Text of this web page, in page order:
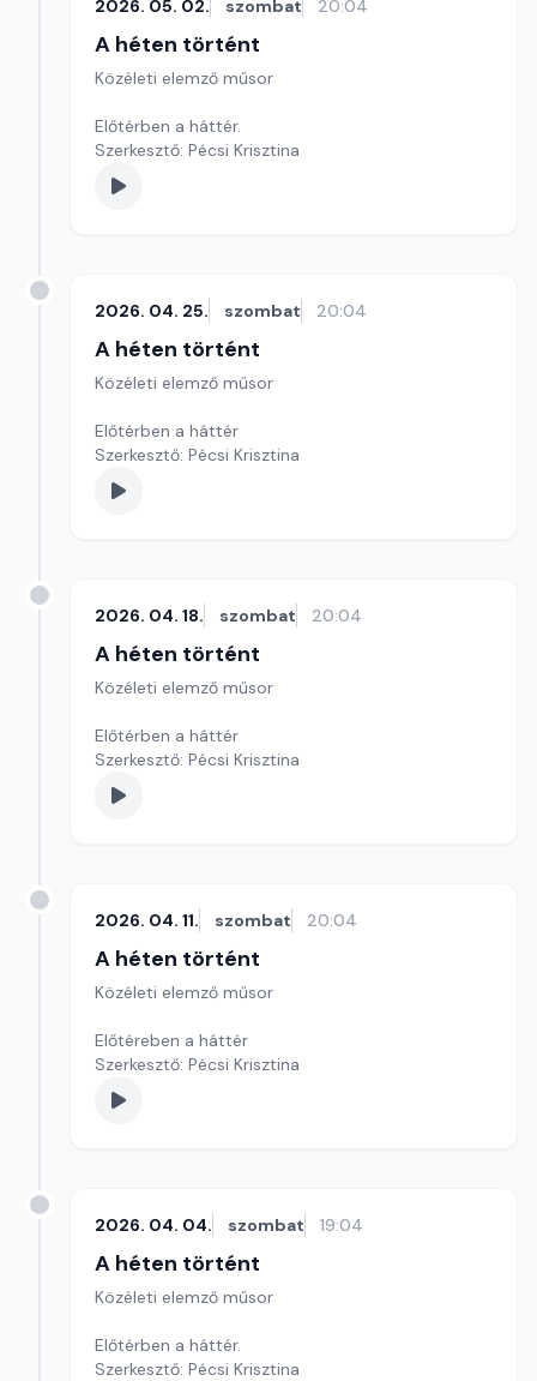
2026. 05. 02. szombat 20:04
A héten történt
Közéleti elemző műsor
Előtérben a háttér.
Szerkesztő: Pécsi Krisztina
2026. 04. 25. szombat 20:04
A héten történt
Közéleti elemző műsor
Előtérben a háttér
Szerkesztő: Pécsi Krisztina
2026. 04. 18. szombat 20:04
A héten történt
Közéleti elemző műsor
Előtérben a háttér
Szerkesztő: Pécsi Krisztina
2026. 04. 11. szombat 20:04
A héten történt
Közéleti elemző műsor
Előtéreben a háttér
Szerkesztő: Pécsi Krisztina
2026. 04. 04. szombat 19:04
A héten történt
Közéleti elemző műsor
Előtérben a háttér.
Szerkesztő: Pécsi Krisztina